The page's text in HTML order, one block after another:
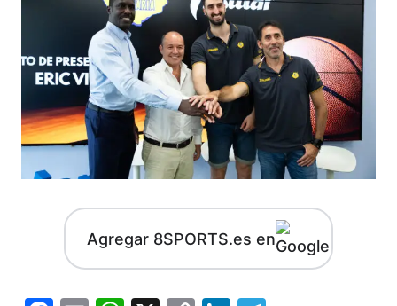
Agregar 8SPORTS.es en